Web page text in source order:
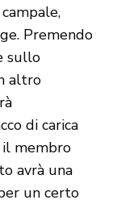
Premendo
sullo
altro
di carica
il membro
avrà una
un certo